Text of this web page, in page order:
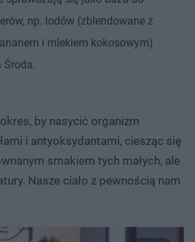
np. lodów (zblendowane z
i mlekiem kokosowym)
Środa.
by nasycić organizm
i antyoksydantami, ciesząc się
smakiem tych małych, ale
Nasze ciało z pewnością nam